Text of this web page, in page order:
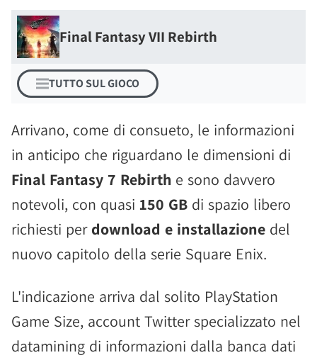
Final Fantasy VII Rebirth
TUTTO SUL GIOCO
Arrivano, come di consueto, le informazioni
in anticipo che riguardano le dimensioni di
Final Fantasy 7 Rebirth e sono davvero
notevoli, con quasi 150 GB di spazio libero
richiesti per download e installazione del
nuovo capitolo della serie Square Enix.
L'indicazione arriva dal solito PlayStation
Game Size, account Twitter specializzato nel
datamining di informazioni dalla banca dati